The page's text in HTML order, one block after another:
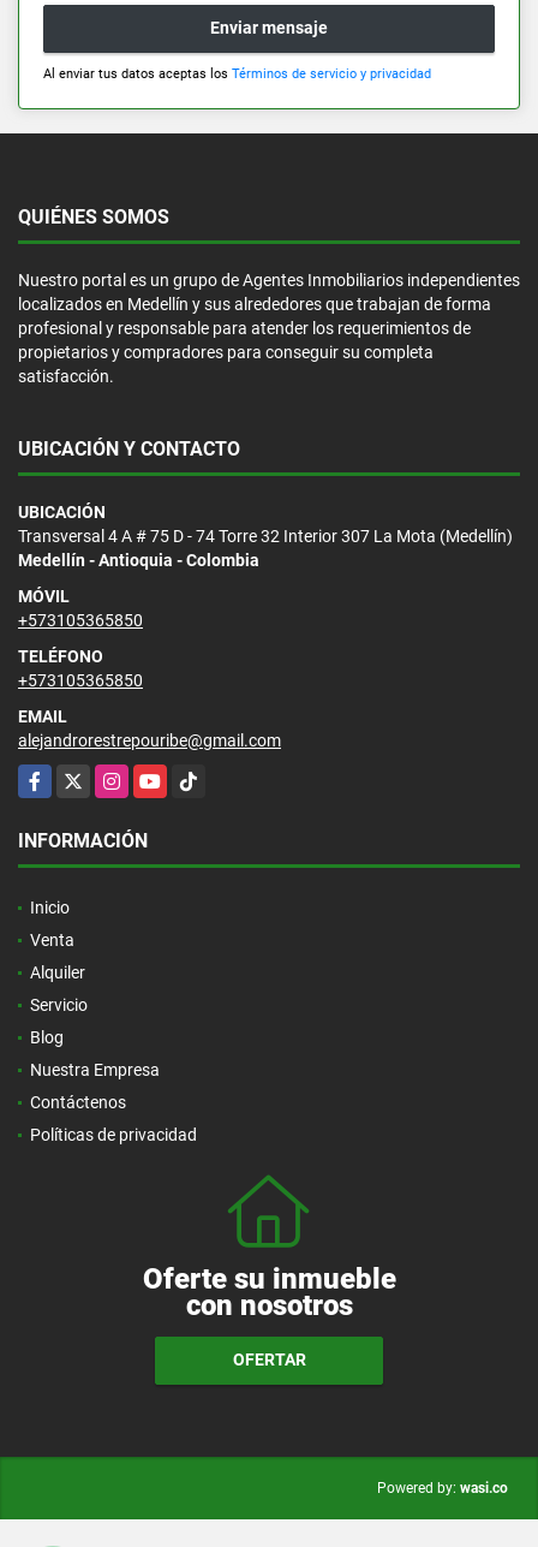
Enviar mensaje
Al enviar tus datos aceptas los Términos de servicio y privacidad
QUIÉNES SOMOS
Nuestro portal es un grupo de Agentes Inmobiliarios independientes
localizados en Medellín y sus alrededores que trabajan de forma
profesional y responsable para atender los requerimientos de
propietarios y compradores para conseguir su completa
satisfacción.
UBICACIÓN Y CONTACTO
UBICACIÓN
Transversal 4 A # 75 D - 74 Torre 32 Interior 307 La Mota (Medellín)
Medellín - Antioquia - Colombia
MÓVIL
+573105365850
TELÉFONO
+573105365850
EMAIL
alejandrorestrepouribe@gmail.com
Facebook
X InstagramYouTubeTikTok
INFORMACIÓN
Inicio
Venta
Alquiler
Servicio
Blog
Nuestra Empresa
Contáctenos
Políticas de privacidad
Oferte su inmueble
con nosotros
OFERTAR
Powered by: wasi.co